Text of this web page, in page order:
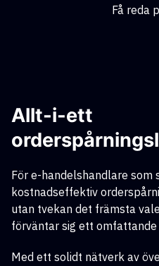
Få reda
Allt-i-ett
För e-handelshandlare som
kostnadseffektiv
utan tvekan det främsta
förväntar sig ett
Med ett solidt nätverk av